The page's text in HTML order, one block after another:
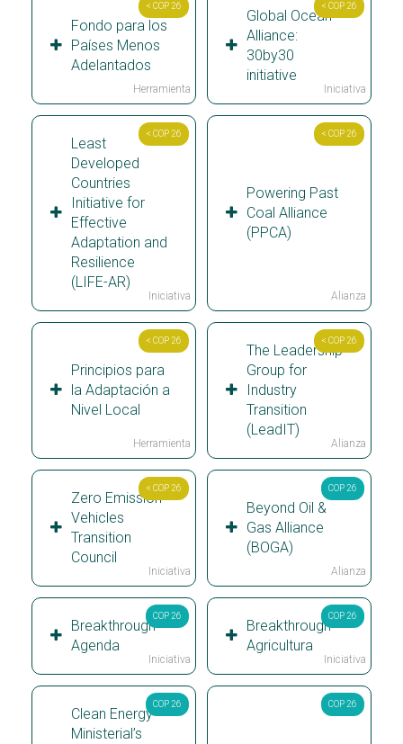
< COP 26
Herramienta
Fondo para los
Países Menos
Adelantados
< COP 26
Iniciativa
Global Ocean
Alliance:
30by30
initiative
< COP 26
Iniciativa
Least
Developed
Countries
Initiative for
Effective
Adaptation and
Resilience
(LIFE-AR)
< COP 26
Alianza
Powering Past
Coal Alliance
(PPCA)
< COP 26
Herramienta
Principios para
la Adaptación a
Nivel Local
< COP 26
Alianza
The Leadership
Group for
Industry
Transition
(LeadIT)
< COP 26
Iniciativa
Zero Emission
Vehicles
Transition
Council
COP 26
Alianza
Beyond Oil &
Gas Alliance
(BOGA)
COP 26
Iniciativa
Breakthrough
Agenda
COP 26
Iniciativa
Breakthrough
Agricultura
COP 26
Clean Energy
Ministerial’s
COP 26